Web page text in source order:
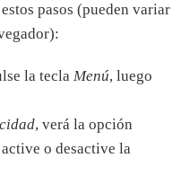
pasos (pueden variar
la tecla Menú, luego
, verá la opción
o desactive la